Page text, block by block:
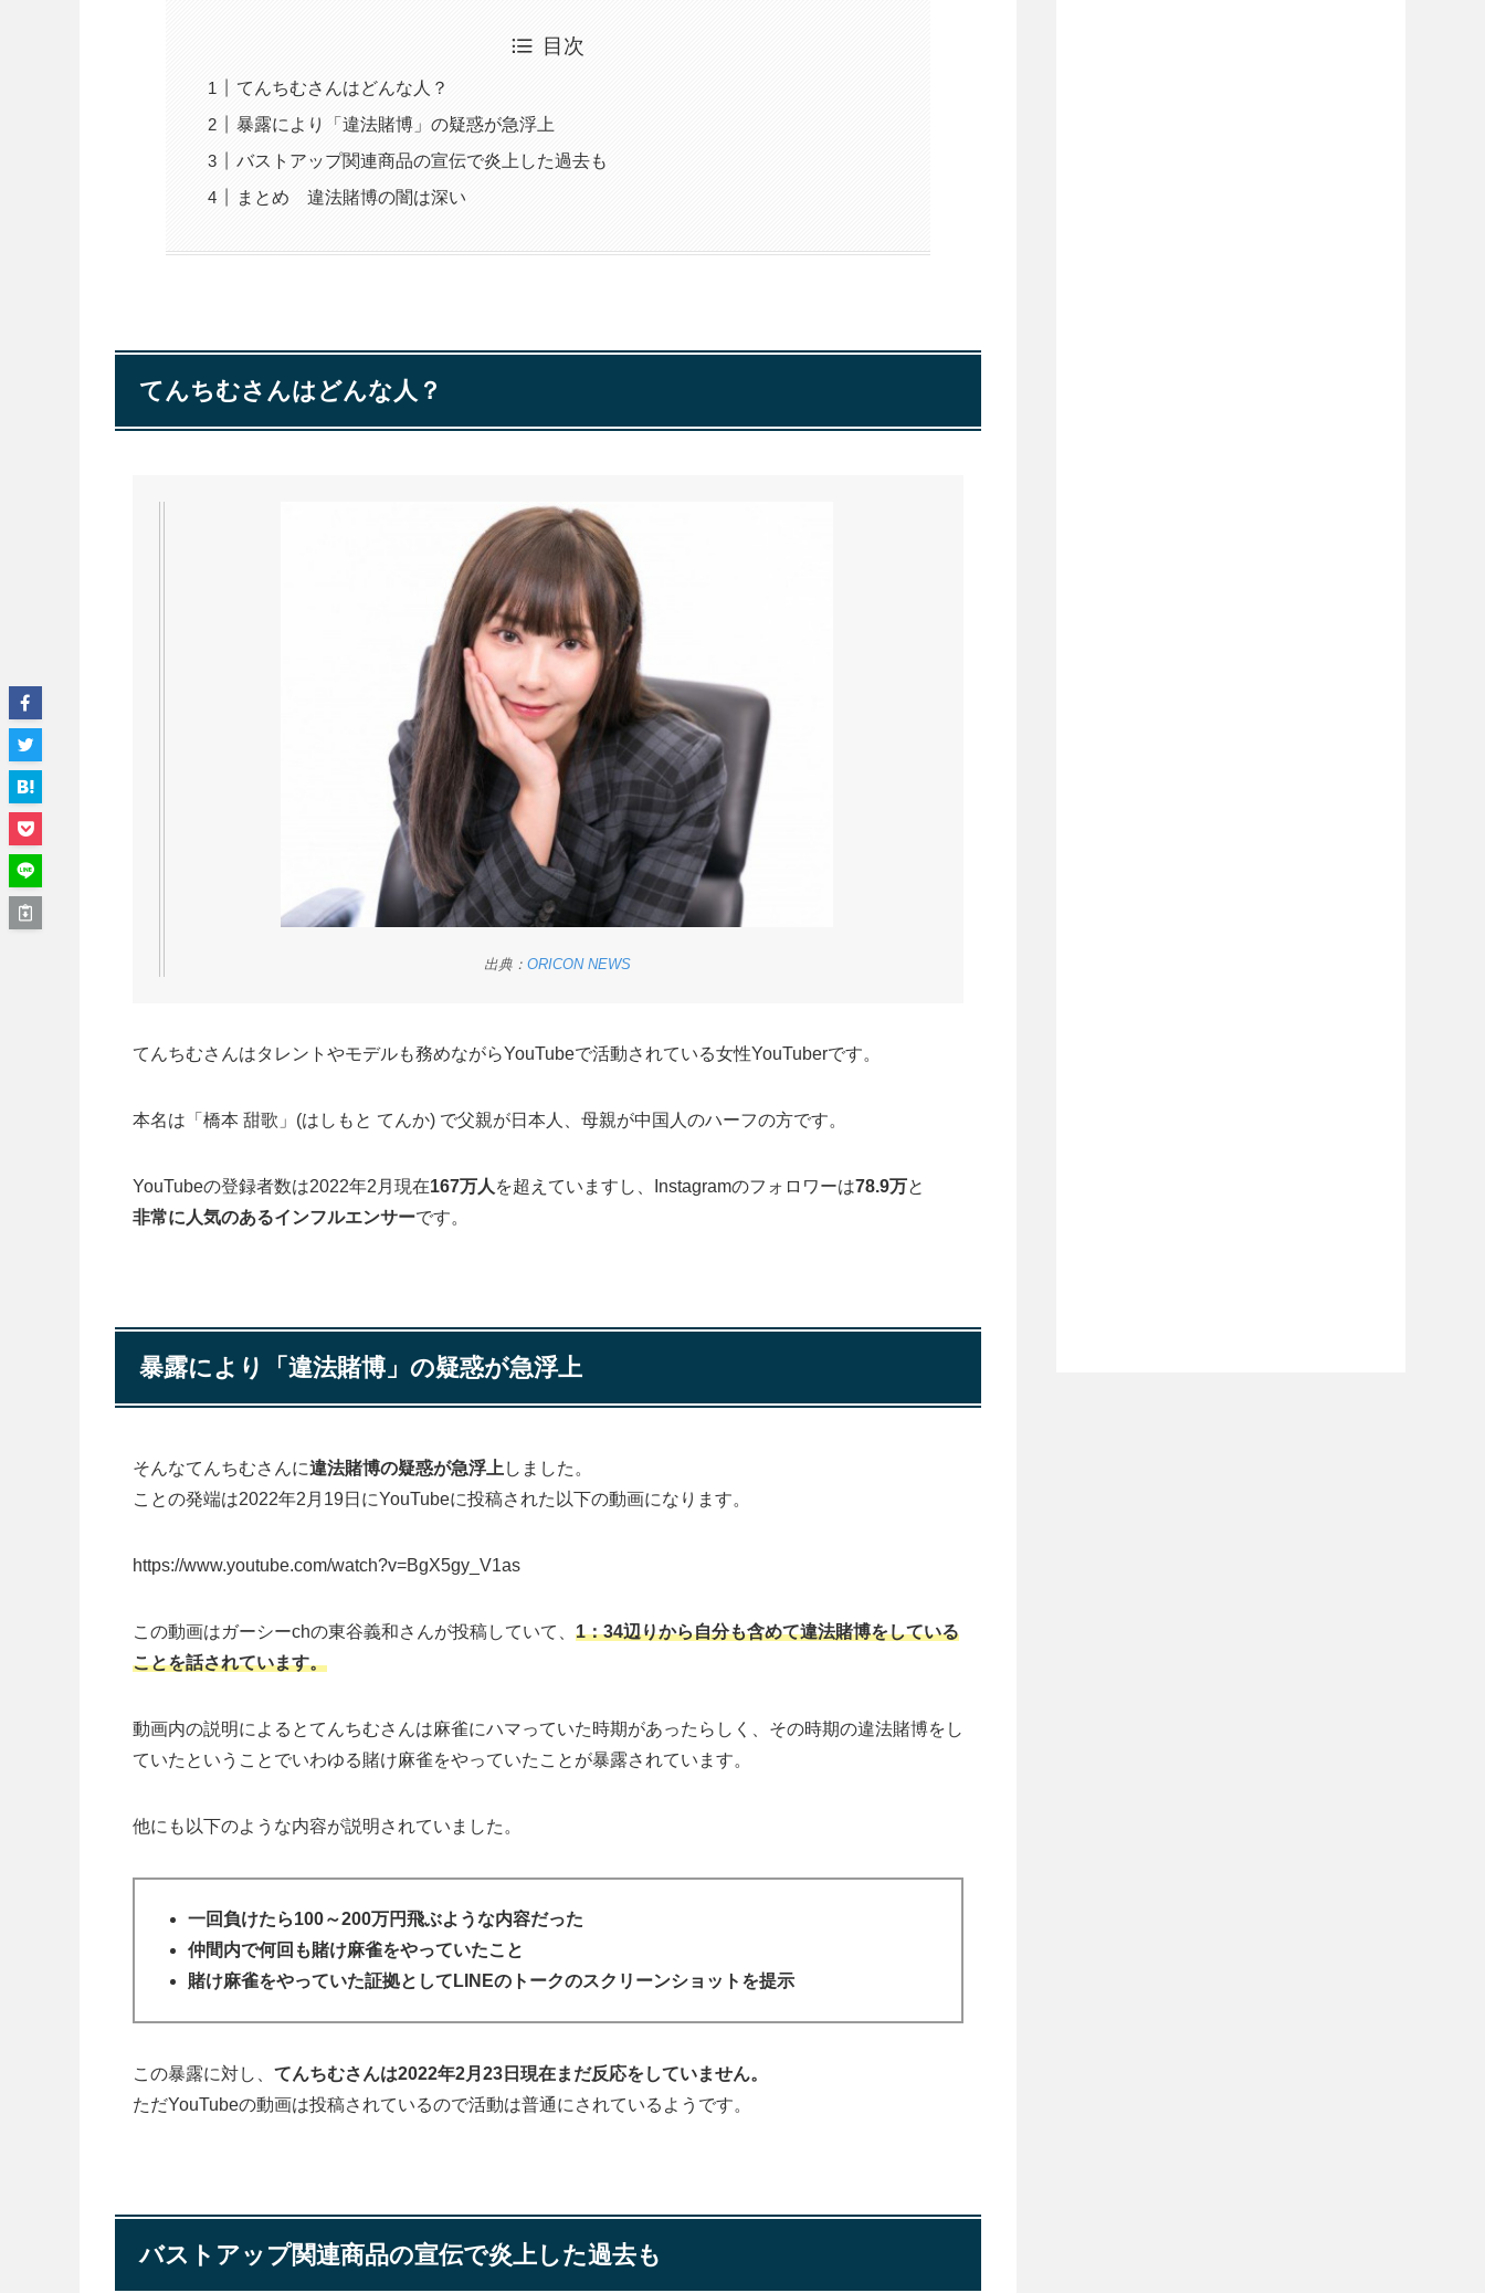
目次
てんちむさんはどんな人？
暴露により「違法賭博」の疑惑が急浮上
バストアップ関連商品の宣伝で炎上した過去も
まとめ 違法賭博の闇は深い
てんちむさんはどんな人？
出典： ORICON NEWS
てんちむさんはタレントやモデルも務めながらYouTubeで活動されている女性YouTuberです。
本名は「橋本 甜歌」(はしもと てんか) で父親が日本人、母親が中国人のハーフの方です。
YouTubeの登録者数は2022年2月現在167万人 を超えていますし、Instagramのフォロワーは78.9万と
非常に人気のあるインフルエンサーです。
暴露により「違法賭博」の疑惑が急浮上
そんなてんちむさんに違法賭博の疑惑が急浮上 しました。
ことの発端は2022年2月19日にYouTubeに投稿された以下の動画になります。
https://www.youtube.com/watch?v=BgX5gy_V1as
この動画はガーシーchの東谷義和さんが投稿していて、 1：34辺りから自分も含めて違法賭博をしている
ことを話されています。
動画内の説明によるとてんちむさんは麻雀にハマっていた時期があったらしく、その時期の違法賭博をし
ていたということでいわゆる賭け麻雀をやっていたことが暴露されています。
他にも以下のような内容が説明されていました。
一回負けたら100～200万円飛ぶような内容だった
仲間内で何回も賭け麻雀をやっていたこと
賭け麻雀をやっていた証拠としてLINEのトークのスクリーンショットを提示
この暴露に対し、 てんちむさんは2022年2月23日現在まだ反応をしていません。
ただYouTubeの動画は投稿されているので活動は普通にされているようです。
バストアップ関連商品の宣伝で炎上した過去も